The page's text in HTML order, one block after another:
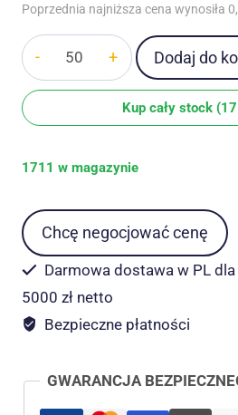
Poprzednia najniższa cena wynosiła
Koronetka
księżniczki
Dodaj do
Kup cały stock
1711 w magazynie
Chcę negocjować cenę
Darmowa dostawa w PL
5000 zł netto
Bezpieczne płatności
GWARANCJA